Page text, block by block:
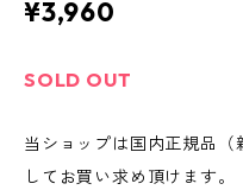
¥3,960
SOLD OUT
当ショップは国内正規品
してお買い求め頂けます。